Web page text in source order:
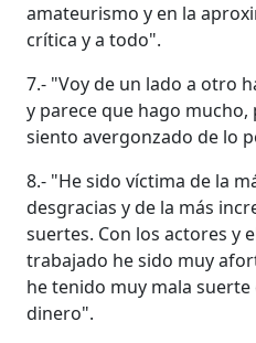
amateurismo y en la
crítica y a todo".
7.- "Voy de un lado a otro
y parece que hago
siento avergonzado de lo
8.- "He sido víctima de la
desgracias y de la más
suertes. Con los actores y
trabajado he sido muy
he tenido muy mala
dinero".